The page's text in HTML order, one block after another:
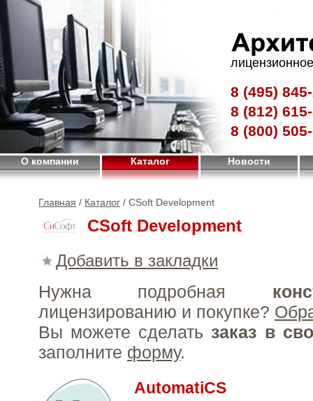
8 (495)
8 (812)
8 (800)
О компании Каталог Новости
Главная / Каталог / CSoft Development
CSoft Development
Добавить в закладки
Нужна подробная
лицензированию и покупке?
Вы можете сделать заказ в
заполните форму.
AutomatiCS